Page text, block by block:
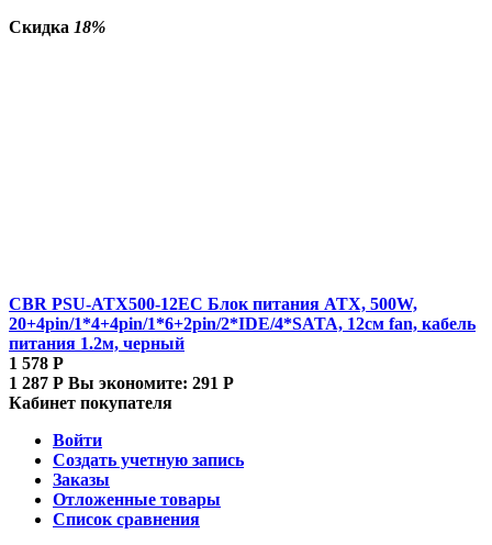
Скидка 18%
CBR PSU-ATX500-12EC Блок питания ATX, 500W,
20+4pin/1*4+4pin/1*6+2pin/2*IDE/4*SATA, 12см fan, кабель
питания 1.2м, черный
1 578 Р
1 287 Р Вы экономите: 291 Р
Кабинет покупателя
Войти
Создать учетную запись
Заказы
Отложенные товары
Список сравнения